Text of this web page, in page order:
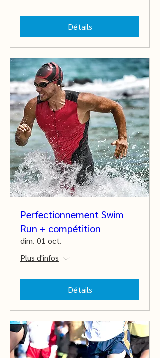
Détails
Perfectionnement Swim
Run + compétition
dim. 01 oct.
Plus d'infos
Détails